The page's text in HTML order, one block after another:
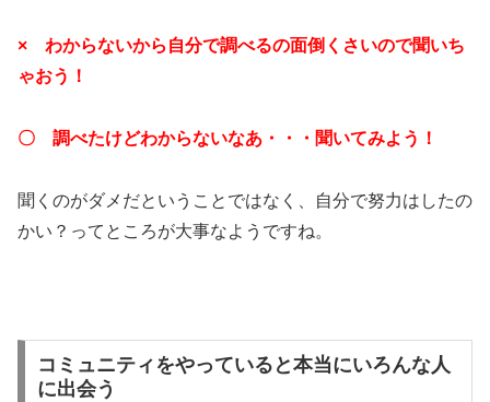
× わからないから自分で調べるの面倒くさいので聞いち
ゃおう！
〇 調べたけどわからないなあ・・・聞いてみよう！
聞くのがダメだということではなく、自分で努力はしたの
かい？ってところが大事なようですね。
コミュニティをやっていると本当にいろんな人
に出会う